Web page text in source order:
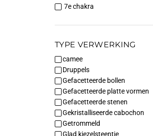
7e chakra
TYPE VERWERKING
camee
Druppels
Gefacetteerde bollen
Gefacetteerde platte vormen
Gefacetteerde stenen
Gekristalliseerde cabochon
Getrommeld
Glad kiezelsteentje